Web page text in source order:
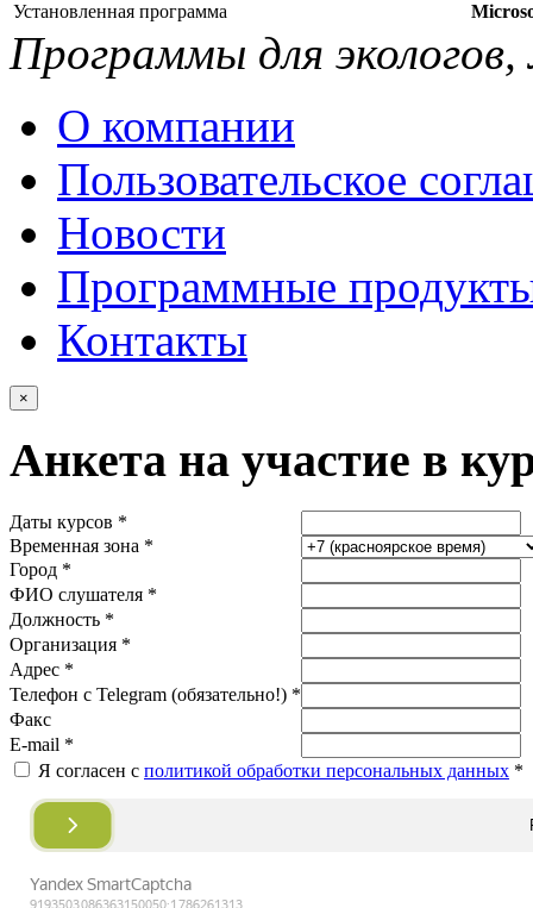
Установленная программа
Программы для
О компании
Пользовательское
Новости
Программные
Контакты
×
Анкета на участие в
Даты курсов *
Временная зона *
Город *
ФИО слушателя *
Должность *
Организация *
Адрес *
Телефон с Telegram (обязательно!) *
Факс
E-mail *
Я согласен с политикой обработки персональных данных *